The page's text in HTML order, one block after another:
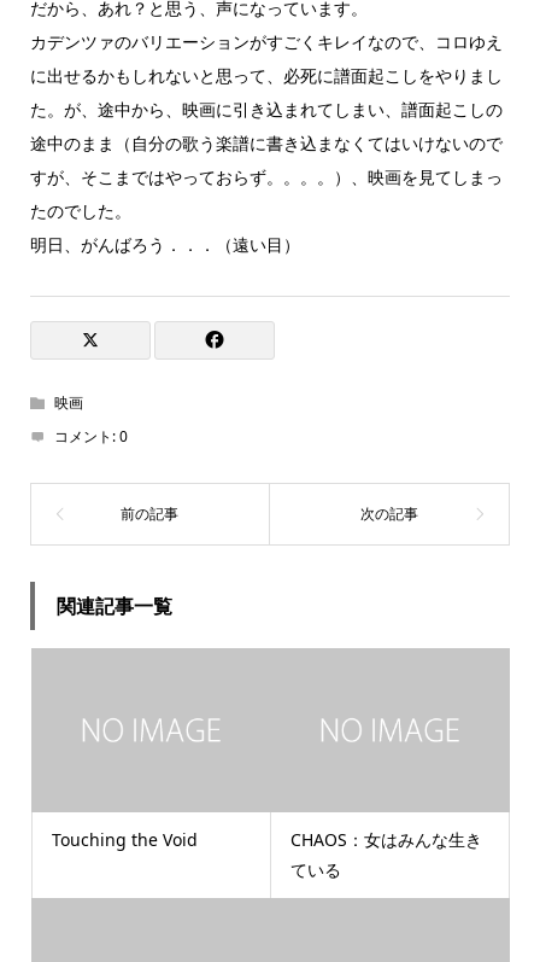
だから、あれ？と思う、声になっています。
カデンツァのバリエーションがすごくキレイなので、コロゆえ
に出せるかもしれないと思って、必死に譜面起こしをやりまし
た。が、途中から、映画に引き込まれてしまい、譜面起こしの
途中のまま（自分の歌う楽譜に書き込まなくてはいけないので
すが、そこまではやっておらず。。。。）、映画を見てしまっ
たのでした。
明日、がんばろう．．．（遠い目）
映画
コメント:0
関連記事一覧
Touching the Void
CHAOS：女はみんな生き
ている